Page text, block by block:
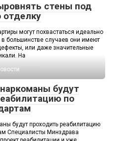
стены под
могут похвастаться идеально
большинстве случаев они имеют
или даже значительные
На
будут
по
будут проходить реабилитацию
Специалисты Минздрава